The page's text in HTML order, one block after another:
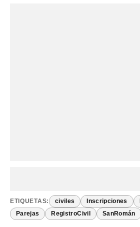
ETIQUETAS: civiles Inscripciones
Parejas RegistroCivil SanRomán